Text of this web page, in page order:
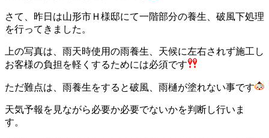
さて、昨日は山形市Ｈ様邸にて一階部分の養生、破風下処理
を行ってきました。
上の写真は、雨天時使用の雨養生、天候に左右されず施工し
お客様の負担を軽くするためには必須です
ただ難点は、雨養生をすると破風、雨樋が塗れない事です
天気予報を見ながら必要か必要でないかを判断し行いま
す。